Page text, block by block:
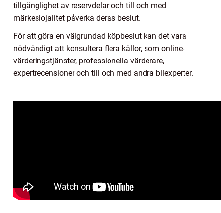
tillgänglighet av reservdelar och till och med
märkeslojalitet påverka deras beslut.
För att göra en välgrundad köpbeslut kan det vara
nödvändigt att konsultera flera källor, som online-
värderingstjänster, professionella värderare,
expertrecensioner och till och med andra bilexperter.